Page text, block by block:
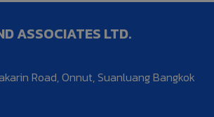
ASSOCIATES LTD.
Road, Onnut, Suanluang Bangkok